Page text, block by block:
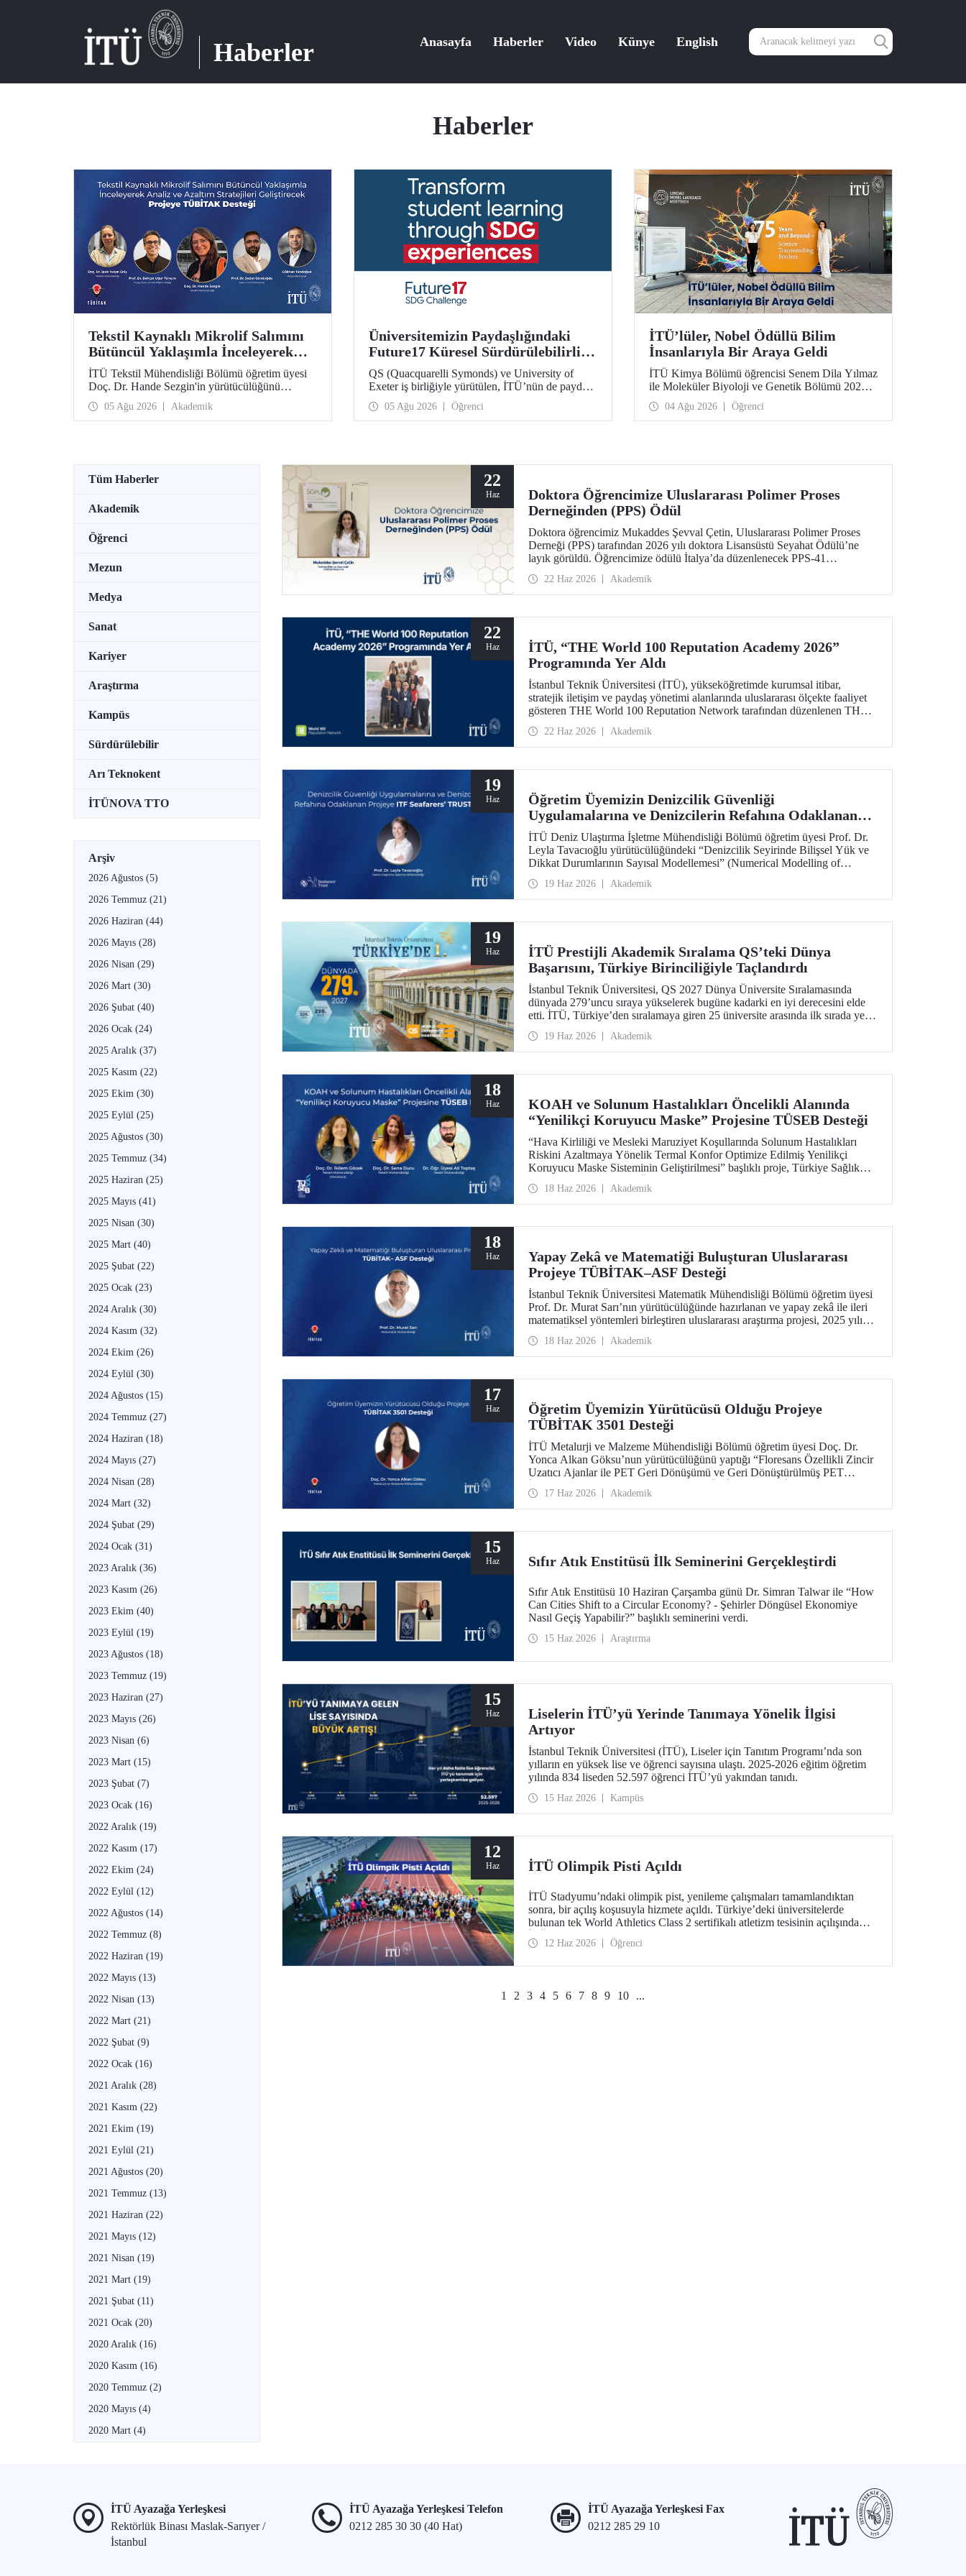
Haberler Anasayfa Haberler Video Künye English
Haberler
Tekstil Kaynaklı Mikrolif Salımını
Bütüncül Yaklaşımla İnceleyerek
Analiz ve Azaltım Stratejileri
Geliştirecek Projeye TÜBİTAK
Desteği
İTÜ Tekstil Mühendisliği Bölümü öğretim üyesi
Doç. Dr. Hande Sezgin'in yürütücülüğünü
üstlendiği “Sürdürülebilir Pamuk ve Polyester
Esaslı Tekstil Ürünlerinde Kullanım Koşullarına
Bağlı Mikrolif Salımı: Aşınma, UV Maruziyeti ve
proje, TÜBİTAK 2515 – COST Aksiyon Üyeleri
Ar-Ge Destek Programı kapsamında
05 Ağu 2026 Akademik
Üniversitemizin Paydaşlığındaki
Future17 Küresel Sürdürülebilirlik
Proje Programı, Öğrencilerimizin
Başvurularını Bekliyor
QS (Quacquarelli Symonds) ve University of
Exeter iş birliğiyle yürütülen, İTÜ’nün de paydaşı
olduğu Future17 Küresel Sürdürülebilirlik Proje
Programı için yeni dönem öğrenci başvuruları
açıldı. Başvurular için son gün 31 Ağustos!
05 Ağu 2026 Öğrenci
İTÜ’lüler, Nobel Ödüllü Bilim
İnsanlarıyla Bir Araya Geldi
İTÜ Kimya Bölümü öğrencisi Senem Dila Yılmaz
ile Moleküler Biyoloji ve Genetik Bölümü 2026
yılı mezunu Elif Önel, TÜBİTAK 2224-C Yurt
Dışı Bilimsel Etkinliklere Katılım Desteği
kapsamında 75’inci Lindau Nobel Ödüllü Bilim
04 Ağu 2026 Öğrenci
Tüm Haberler
Akademik
Öğrenci
Mezun
Medya
Sanat
Kariyer
Araştırma
Kampüs
Sürdürülebilir
Arı Teknokent
İTÜNOVA TTO
Arşiv
2026 Ağustos (5)
2026 Temmuz (21)
2026 Haziran (44)
2026 Mayıs (28)
2026 Nisan (29)
2026 Mart (30)
2026 Şubat (40)
2026 Ocak (24)
2025 Aralık (37)
2025 Kasım (22)
2025 Ekim (30)
2025 Eylül (25)
2025 Ağustos (30)
2025 Temmuz (34)
2025 Haziran (25)
2025 Mayıs (41)
2025 Nisan (30)
2025 Mart (40)
2025 Şubat (22)
2025 Ocak (23)
2024 Aralık (30)
2024 Kasım (32)
2024 Ekim (26)
2024 Eylül (30)
2024 Ağustos (15)
2024 Temmuz (27)
2024 Haziran (18)
2024 Mayıs (27)
2024 Nisan (28)
2024 Mart (32)
2024 Şubat (29)
2024 Ocak (31)
2023 Aralık (36)
2023 Kasım (26)
2023 Ekim (40)
2023 Eylül (19)
2023 Ağustos (18)
2023 Temmuz (19)
2023 Haziran (27)
2023 Mayıs (26)
2023 Nisan (6)
2023 Mart (15)
2023 Şubat (7)
2023 Ocak (16)
2022 Aralık (19)
2022 Kasım (17)
2022 Ekim (24)
2022 Eylül (12)
2022 Ağustos (14)
2022 Temmuz (8)
2022 Haziran (19)
2022 Mayıs (13)
2022 Nisan (13)
2022 Mart (21)
2022 Şubat (9)
2022 Ocak (16)
2021 Aralık (28)
2021 Kasım (22)
2021 Ekim (19)
2021 Eylül (21)
2021 Ağustos (20)
2021 Temmuz (13)
2021 Haziran (22)
2021 Mayıs (12)
2021 Nisan (19)
2021 Mart (19)
2021 Şubat (11)
2021 Ocak (20)
2020 Aralık (16)
2020 Kasım (16)
2020 Temmuz (2)
2020 Mayıs (4)
2020 Mart (4)
22
Haz
Doktora Öğrencimize Uluslararası Polimer Proses
Derneğinden (PPS) Ödül
Doktora öğrencimiz Mukaddes Şevval Çetin, Uluslararası Polimer Proses
Derneği (PPS) tarafından 2026 yılı doktora Lisansüstü Seyahat Ödülü’ne
layık görüldü. Öğrencimize ödülü İtalya’da düzenlenecek PPS-41
22 Haz 2026 Akademik
22
Haz
İTÜ, “THE World 100 Reputation Academy 2026”
Programında Yer Aldı
İstanbul Teknik Üniversitesi (İTÜ), yükseköğretimde kurumsal itibar,
stratejik iletişim ve paydaş yönetimi alanlarında uluslararası ölçekte faaliyet
gösteren THE World 100 Reputation Network tarafından düzenlenen THE
üniversite olarak yer aldı.
22 Haz 2026 Akademik
19
Haz
Öğretim Üyemizin Denizcilik Güvenliği
Uygulamalarına ve Denizcilerin Refahına Odaklanan
Projesine ITF Seafarers’ TRUST Desteği
İTÜ Deniz Ulaştırma İşletme Mühendisliği Bölümü öğretim üyesi Prof. Dr.
Leyla Tavacıoğlu yürütücülüğündeki “Denizcilik Seyirinde Bilişsel Yük ve
Dikkat Durumlarının Sayısal Modellemesi” (Numerical Modelling of
ITF Seafarers’ TRUST desteği kazandı. Proje, İTÜ Denizcilik Bilişsel
Ergonomi Araştırma Laboratuvarı tarafından gerçekleştirilecek.
19 Haz 2026 Akademik
19
Haz
İTÜ Prestijli Akademik Sıralama QS’teki Dünya
Başarısını, Türkiye Birinciliğiyle Taçlandırdı
İstanbul Teknik Üniversitesi, QS 2027 Dünya Üniversite Sıralamasında
dünyada 279’uncu sıraya yükselerek bugüne kadarki en iyi derecesini elde
etti. İTÜ, Türkiye’den sıralamaya giren 25 üniversite arasında ilk sırada yer
19 Haz 2026 Akademik
18
Haz
KOAH ve Solunum Hastalıkları Öncelikli Alanında
“Yenilikçi Koruyucu Maske” Projesine TÜSEB Desteği
“Hava Kirliliği ve Mesleki Maruziyet Koşullarında Solunum Hastalıkları
Riskini Azaltmaya Yönelik Termal Konfor Optimize Edilmiş Yenilikçi
Koruyucu Maske Sisteminin Geliştirilmesi” başlıklı proje, Türkiye Sağlık
Destek Programı kapsamında desteklenmeye hak kazandı.
18 Haz 2026 Akademik
18
Haz
Yapay Zekâ ve Matematiği Buluşturan Uluslararası
Projeye TÜBİTAK–ASF Desteği
İstanbul Teknik Üniversitesi Matematik Mühendisliği Bölümü öğretim üyesi
Prof. Dr. Murat Sarı’nın yürütücülüğünde hazırlanan ve yapay zekâ ile ileri
matematiksel yöntemleri birleştiren uluslararası araştırma projesi, 2025 yılı
Programı kapsamında desteklenmeye hak kazandı
18 Haz 2026 Akademik
17
Haz
Öğretim Üyemizin Yürütücüsü Olduğu Projeye
TÜBİTAK 3501 Desteği
İTÜ Metalurji ve Malzeme Mühendisliği Bölümü öğretim üyesi Doç. Dr.
Yonca Alkan Göksu’nun yürütücülüğünü yaptığı “Floresans Özellikli Zincir
Uzatıcı Ajanlar ile PET Geri Dönüşümü ve Geri Dönüştürülmüş PET
Programları Başkanlığı (BİDEB) tarafından yürütülen 3501 – Kariyer
Geliştirme Programı kapsamında desteklenmeye hak kazandı.
17 Haz 2026 Akademik
15
Haz Sıfır Atık Enstitüsü İlk Seminerini Gerçekleştirdi
Sıfır Atık Enstitüsü 10 Haziran Çarşamba günü Dr. Simran Talwar ile “How
Can Cities Shift to a Circular Economy? - Şehirler Döngüsel Ekonomiye
Nasıl Geçiş Yapabilir?” başlıklı seminerini verdi.
15 Haz 2026 Araştırma
15
Haz
Liselerin İTÜ’yü Yerinde Tanımaya Yönelik İlgisi
Artıyor
İstanbul Teknik Üniversitesi (İTÜ), Liseler için Tanıtım Programı’nda son
yılların en yüksek lise ve öğrenci sayısına ulaştı. 2025-2026 eğitim öğretim
yılında 834 liseden 52.597 öğrenci İTÜ’yü yakından tanıdı.
15 Haz 2026 Kampüs
12
Haz İTÜ Olimpik Pisti Açıldı
İTÜ Stadyumu’ndaki olimpik pist, yenileme çalışmaları tamamlandıktan
sonra, bir açılış koşusuyla hizmete açıldı. Türkiye’deki üniversitelerde
bulunan tek World Athletics Class 2 sertifikalı atletizm tesisinin açılışında
İTÜ ailesi bir araya geldi.
12 Haz 2026 Öğrenci
1 2 3 4 5 6 7 8 9 10 ...
İTÜ Ayazağa Yerleşkesi
Rektörlük Binası Maslak-Sarıyer /
İstanbul
İTÜ Ayazağa Yerleşkesi Telefon
0212 285 30 30 (40 Hat)
İTÜ Ayazağa Yerleşkesi Fax
0212 285 29 10